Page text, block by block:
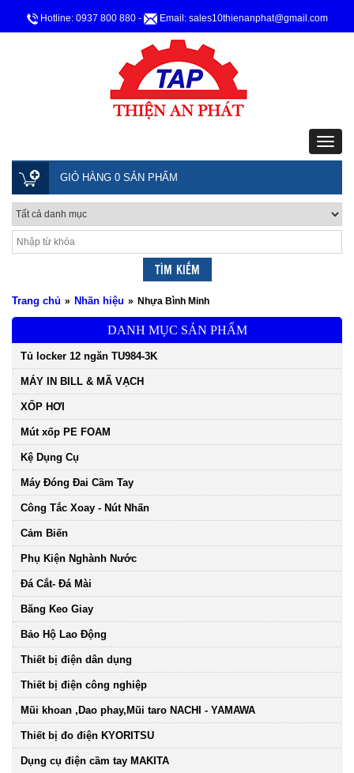
Hotline: 0937 800 880 - Email: sales10thienanphat@gmail.com
GIỎ HÀNG 0 SẢN PHẨM
Trang chủ » Nhãn hiệu » Nhựa Bình Minh
DANH MỤC SẢN PHẨM
Tủ locker 12 ngăn TU984-3K
MÁY IN BILL & MÃ VẠCH
XỐP HƠI
Mút xốp PE FOAM
Kệ Dụng Cụ
Máy Đóng Đai Cầm Tay
Công Tắc Xoay - Nút Nhấn
Cảm Biến
Phụ Kiện Nghành Nước
Đá Cắt- Đá Mài
Băng Keo Giay
Bảo Hộ Lao Động
Thiết bị điện dân dụng
Thiết bị điện công nghiệp
Mũi khoan ,Dao phay,Mũi taro NACHI - YAMAWA
Thiết bị đo điện KYORITSU
Dụng cụ điện cầm tay MAKITA